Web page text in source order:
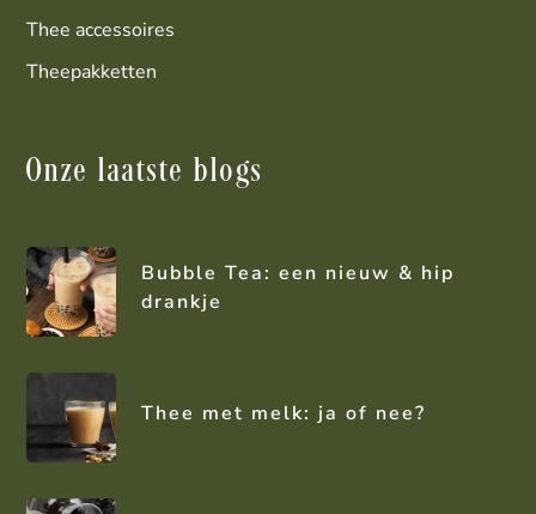
Thee accessoires
Theepakketten
Onze laatste blogs
Bubble Tea: een nieuw & hip
drankje
Thee met melk: ja of nee?